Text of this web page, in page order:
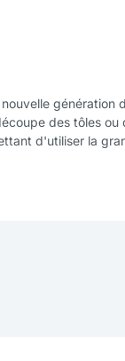
génération
des tôles
d'utiliser la